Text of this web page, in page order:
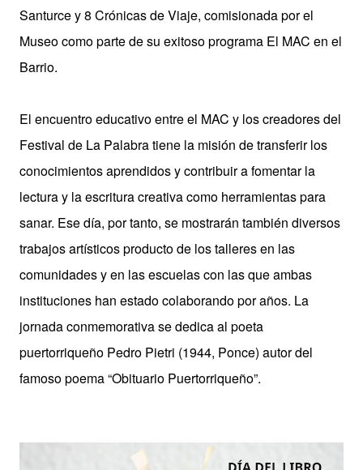
Santurce y 8 Crónicas de Viaje, comisionada por el
Museo como parte de su exitoso programa El MAC en el
Barrio.
El encuentro educativo entre el MAC y los creadores del
Festival de La Palabra tiene la misión de transferir los
conocimientos aprendidos y contribuir a fomentar la
lectura y la escritura creativa como herramientas para
sanar. Ese día, por tanto, se mostrarán también diversos
trabajos artísticos producto de los talleres en las
comunidades y en las escuelas con las que ambas
instituciones han estado colaborando por años. La
jornada conmemorativa se dedica al poeta
puertorriqueño Pedro Pietri (1944, Ponce) autor del
famoso poema “Obituario Puertorriqueño”.